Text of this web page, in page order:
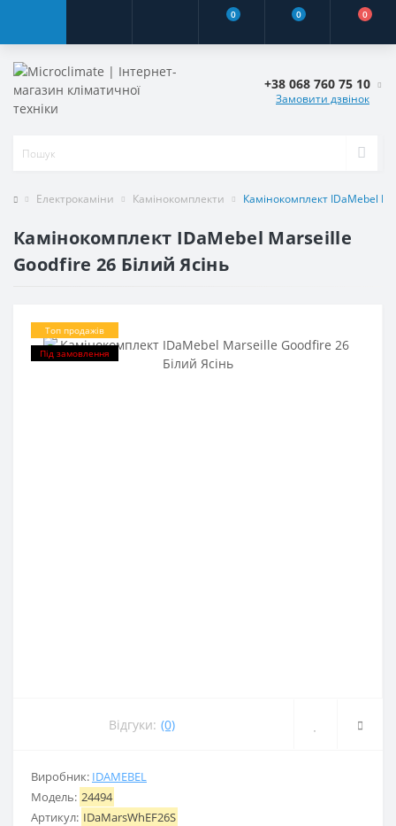
0 0 0
+38 068 760 75 10
Замовити дзвінок
Електрокаміни Камінокомплекти Камінокомплект IDaMebel
Камінокомплект IDaMebel Marseille
Goodfire 26 Білий Ясінь
Топ продажів
Під замовлення
Відгуки: (0)
Виробник: IDAMEBEL
Модель: 24494
Артикул: IDaMarsWhEF26S